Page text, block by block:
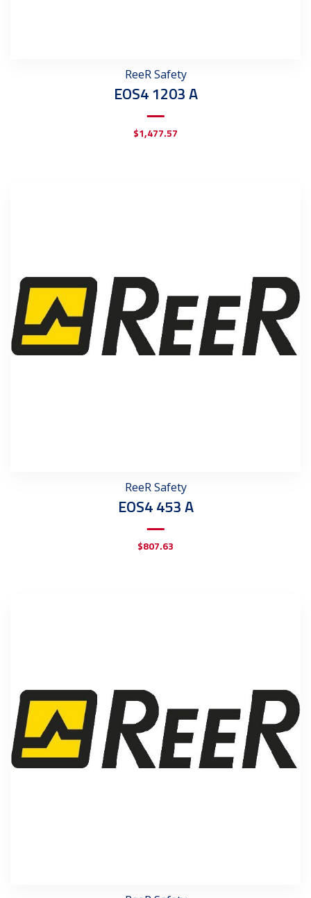
ReeR Safety
EOS4 1203 A
$1,477.57
ReeR Safety
EOS4 453 A
$807.63